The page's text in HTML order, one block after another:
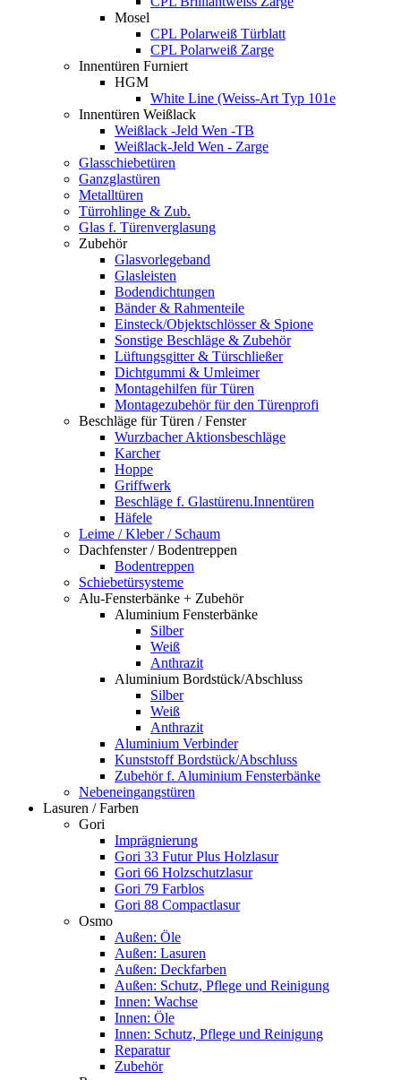
Mosel
CPL Polarweiß Türblatt
CPL Polarweiß Zarge
Innentüren Furniert
HGM
White Line (Weiss-Art Typ 101e
Innentüren Weißlack
Weißlack -Jeld Wen -TB
Weißlack-Jeld Wen - Zarge
Glasschiebetüren
Ganzglastüren
Metalltüren
Türrohlinge & Zub.
Glas f. Türenverglasung
Zubehör
Glasvorlegeband
Glasleisten
Bodendichtungen
Bänder & Rahmenteile
Einsteck/Objektschlösser & Spione
Sonstige Beschläge & Zubehör
Lüftungsgitter & Türschließer
Dichtgummi & Umleimer
Montagehilfen für Türen
Montagezubehör für den Türenprofi
Beschläge für Türen / Fenster
Wurzbacher Aktionsbeschläge
Karcher
Hoppe
Griffwerk
Beschläge f. Glastürenu.Innentüren
Häfele
Leime / Kleber / Schaum
Dachfenster / Bodentreppen
Bodentreppen
Schiebetürsysteme
Alu-Fensterbänke + Zubehör
Aluminium Fensterbänke
Silber
Weiß
Anthrazit
Aluminium Bordstück/Abschluss
Silber
Weiß
Anthrazit
Aluminium Verbinder
Kunststoff Bordstück/Abschluss
Zubehör f. Aluminium Fensterbänke
Nebeneingangstüren
Lasuren / Farben
Gori
Imprägnierung
Gori 33 Futur Plus Holzlasur
Gori 66 Holzschutzlasur
Gori 79 Farblos
Gori 88 Compactlasur
Osmo
Außen: Öle
Außen: Lasuren
Außen: Deckfarben
Außen: Schutz, Pflege und Reinigung
Innen: Wachse
Innen: Öle
Innen: Schutz, Pflege und Reinigung
Reparatur
Zubehör